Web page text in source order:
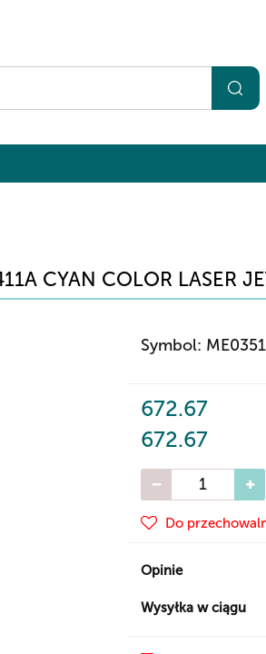
CYAN COLOR LASER
Symbol:
672.67
672.67
Do
Opinie
Wysyłka w ciągu